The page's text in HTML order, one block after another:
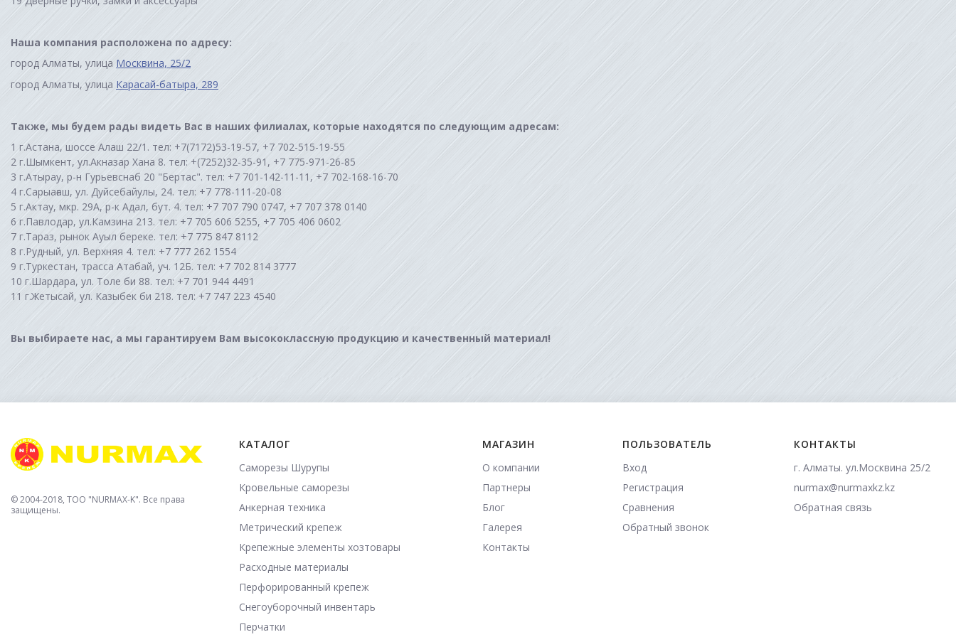
Наша компания расположена по адресу:
город Алматы, улица Москвина, 25/2
город Алматы, улица Карасай-батыра, 289
Также, мы будем рады видеть Вас в наших филиалах, которые находятся по следующим адресам:
г.Астана, шоссе Алаш 22/1. тел: +7(7172)53-19-57, +7 702-515-19-55
г.Шымкент, ул.Акназар Хана 8. тел: +(7252)32-35-91, +7 775-971-26-85
г.Атырау, р-н Гурьевснаб 20 "Бертас". тел: +7 701-142-11-11, +7 702-168-16-70
г.Сарыағаш, ул. Дуйсебайулы, 24. тел: +7 778-111-20-08
г.Актау, мкр. 29А, р-к Адал, бут. 4. тел: +7 707 790 0747, +7 707 378 0140
г.Павлодар, ул.Камзина 213. тел: +7 705 606 5255, +7 705 406 0602
г.Тараз, рынок Ауыл береке. тел: +7 775 847 8112
г.Рудный, ул. Верхняя 4. тел: +7 777 262 1554
г.Туркестан, трасса Атабай, уч. 12Б. тел: +7 702 814 3777
г.Шардара, ул. Толе би 88. тел: +7 701 944 4491
г.Жетысай, ул. Казыбек би 218. тел: +7 747 223 4540
Вы выбираете нас, а мы гарантируем Вам высококлассную продукцию и качественный материал!
© 2004-2018, TOO "NURMAX-K". Все права
защищены.
КАТАЛОГ
Саморезы Шурупы
Кровельные саморезы
Анкерная техника
Метрический крепеж
Крепежные элементы хозтовары
Расходные материалы
Перфорированный крепеж
Снегоуборочный инвентарь
Перчатки
МАГАЗИН
О компании
Партнеры
Блог
Галерея
Контакты
ПОЛЬЗОВАТЕЛЬ
Вход
Регистрация
Сравнения
Обратный звонок
КОНТАКТЫ
г. Алматы. ул.Москвина 25/2
nurmax@nurmaxkz.kz
Обратная связь